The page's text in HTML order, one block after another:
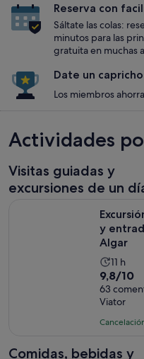
Reserva con
Sáltate las colas:
minutos para las
gratuita en muchas
Date un capricho
Los miembros
Actividades
Visitas guiadas y
excursiones de un
y
Algar
La
de
la
de
11 h
9.8
sobre
10
con
9,8/10
63
Viator
Comidas, bebidas y